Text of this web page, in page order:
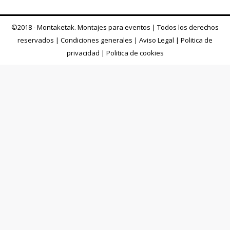
©2018 - Montaketak. Montajes para eventos | Todos los derechos
reservados | Condiciones generales | Aviso Legal | Politica de
privacidad | Politica de cookies